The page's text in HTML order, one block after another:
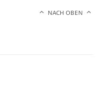
NACH OBEN